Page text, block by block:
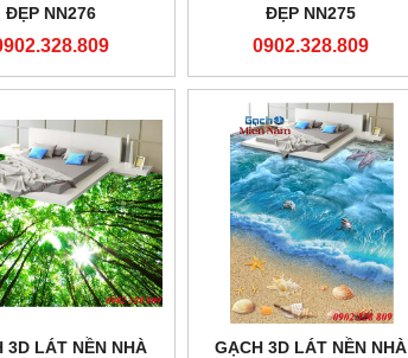
ĐẸP NN276
ĐẸP NN275
0902.328.809
3D LÁT NỀN NHÀ
GẠCH 3D LÁT NỀN NHÀ